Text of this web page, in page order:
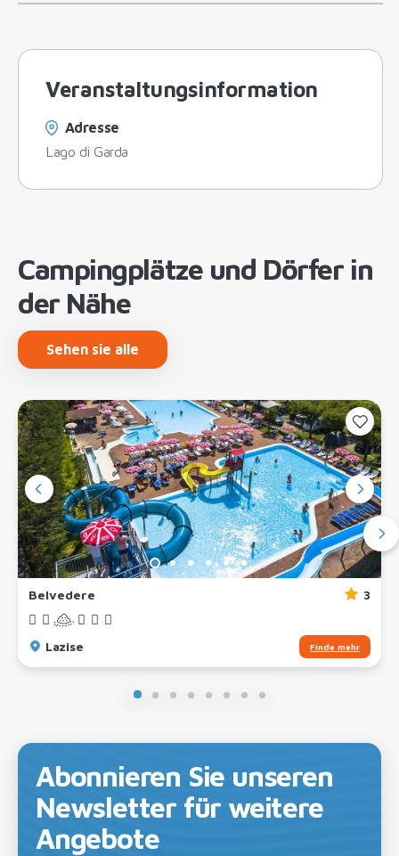
Veranstaltungsinformation
Adresse
Lago di Garda
Campingplätze und Dörfer in
der Nähe
Sehen sie alle
Belvedere 3
Lazise Finde mehr
Abonnieren Sie unseren
Newsletter für weitere
Angebote